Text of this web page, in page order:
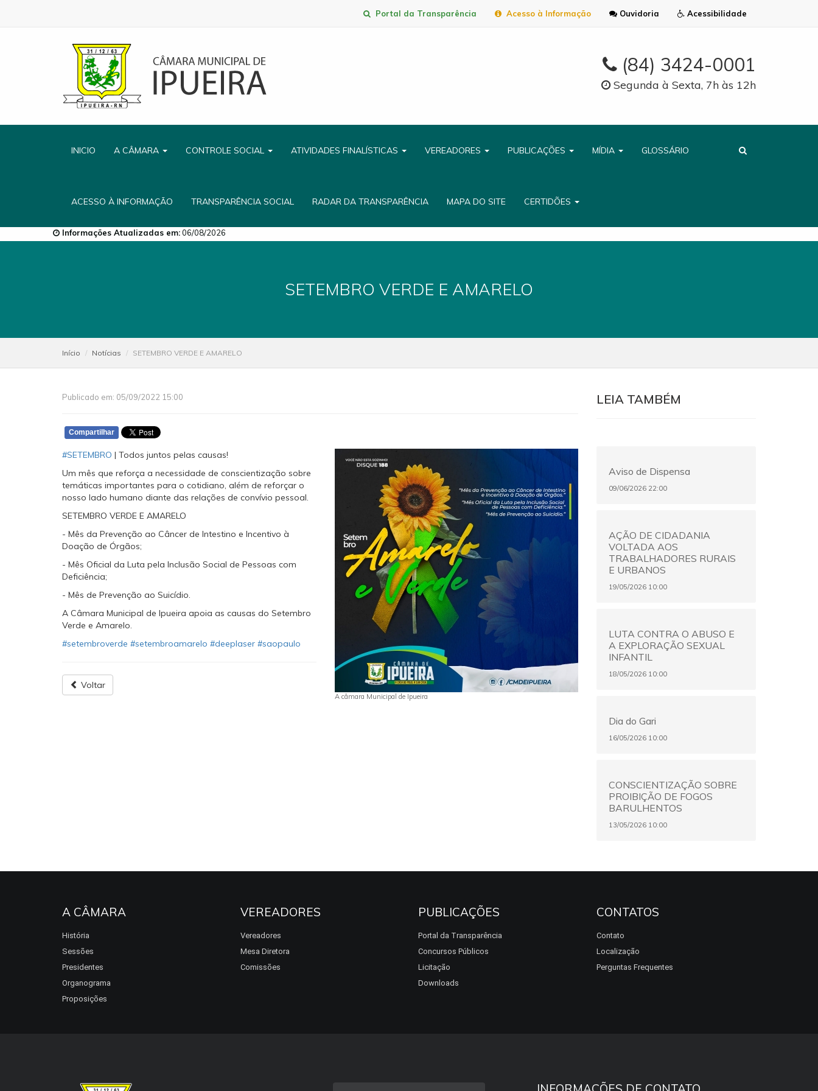
Acessibilidade
Ouvidoria
Acesso à Informação
Portal da Transparência
(84) 3424-0001
Segunda à Sexta, 7h às 12h
INICIO A CÂMARA CONTROLE SOCIAL ATIVIDADES FINALÍSTICAS VEREADORES PUBLICAÇÕES MÍDIA GLOSSÁRIO
ACESSO À INFORMAÇÃO TRANSPARÊNCIA SOCIAL RADAR DA TRANSPARÊNCIA MAPA DO SITE CERTIDÕES
Informações Atualizadas em:06/08/2026
SETEMBRO VERDE E AMARELO
Início Notícias SETEMBRO VERDE E AMARELO
Publicado em: 05/09/2022 15:00
Compartilhar
A câmara Municipal de Ipueira
#SETEMBRO | Todos juntos pelas causas!
Um mês que reforça a necessidade de conscientização sobre
temáticas importantes para o cotidiano, além de reforçar o
nosso lado humano diante das relações de convívio pessoal.
SETEMBRO VERDE E AMARELO
- Mês da Prevenção ao Câncer de Intestino e Incentivo à
Doação de Órgãos;
- Mês Oficial da Luta pela Inclusão Social de Pessoas com
Deficiência;
- Mês de Prevenção ao Suicídio.
A Câmara Municipal de Ipueira apoia as causas do Setembro
Verde e Amarelo.
#setembroverde #setembroamarelo #deeplaser #saopaulo
Voltar
LEIA TAMBÉM
Aviso de Dispensa
09/06/2026 22:00
AÇÃO DE CIDADANIA
VOLTADA AOS
TRABALHADORES RURAIS
E URBANOS
19/05/2026 10:00
LUTA CONTRA O ABUSO E
A EXPLORAÇÃO SEXUAL
INFANTIL
18/05/2026 10:00
Dia do Gari
16/05/2026 10:00
CONSCIENTIZAÇÃO SOBRE
PROIBIÇÃO DE FOGOS
BARULHENTOS
13/05/2026 10:00
A CÂMARA
História
Sessões
Presidentes
Organograma
Proposições
VEREADORES
Vereadores
Mesa Diretora
Comissões
PUBLICAÇÕES
Portal da Transparência
Concursos Públicos
Licitação
Downloads
CONTATOS
Contato
Localização
Perguntas Frequentes